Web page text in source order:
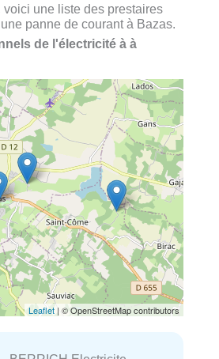
voici une liste des prestaires
panne de courant à Bazas.
de l'électricité à à
Leaflet | © OpenStreetMap contributors